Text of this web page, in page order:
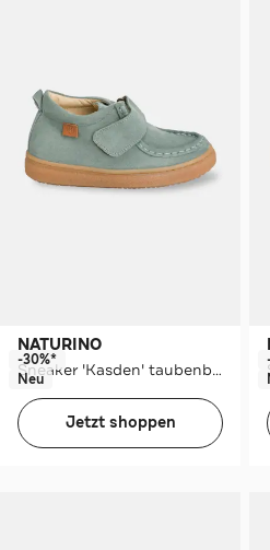
NATURINO
Sneaker 'Kasden' taubenblau
-30%*
Neu
Jetzt shoppen